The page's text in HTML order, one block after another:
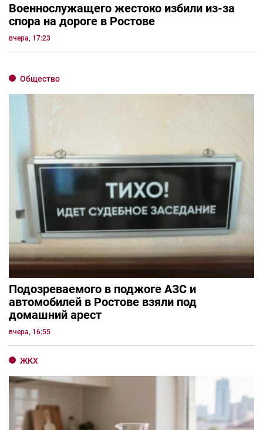
Военнослужащего жестоко избили из-за
спора на дороге в Ростове
вчера, 17:23
Общество
Подозреваемого в поджоге АЗС и
автомобилей в Ростове взяли под
домашний арест
вчера, 16:55
ЖКХ